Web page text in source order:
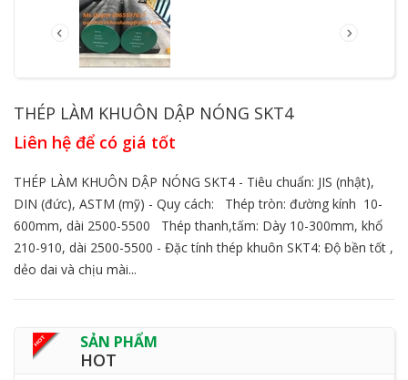
THÉP LÀM KHUÔN DẬP NÓNG SKT4
Liên hệ để có giá tốt
THÉP LÀM KHUÔN DẬP NÓNG SKT4 - Tiêu chuẩn: JIS (nhật),
DIN (đức), ASTM (mỹ) - Quy cách: Thép tròn: đường kính 10-
600mm, dài 2500-5500 Thép thanh,tấm: Dày 10-300mm, khổ
210-910, dài 2500-5500 - Đặc tính thép khuôn SKT4: Độ bền tốt ,
dẻo dai và chịu mài...
SẢN PHẨM
HOT